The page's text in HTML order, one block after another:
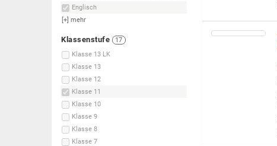
Englisch
[+] mehr
Klassenstufe
17
Klasse 13 LK
Klasse 13
Klasse 12
Klasse 11
Klasse 10
Klasse 9
Klasse 8
Klasse 7